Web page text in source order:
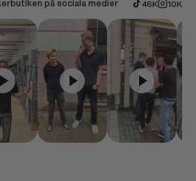
på sociala medier 46K 10K